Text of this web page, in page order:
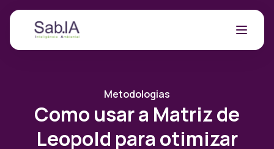
Metodologias
Como usar a Matriz de
Leopold para otimizar